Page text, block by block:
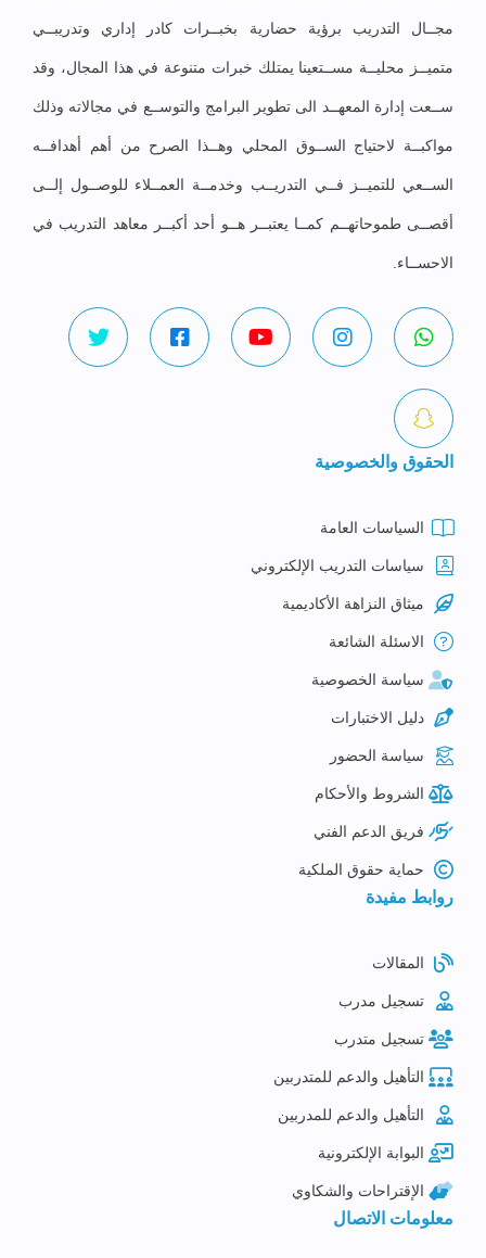
مجــال التدريب برؤية حضارية بخبــرات كادر إداري وتدريبــي
متميــز محليــة مســتعينا يمتلك خبرات متنوعة في هذا المجال، وقد
ســعت إدارة المعهــد الى تطوير البرامج والتوســع في مجالاته وذلك
مواكبــة لاحتياج الســوق المحلي وهــذا الصرح من أهم أهدافــه
الســعي للتميــز فــي التدريــب وخدمــة العمــلاء للوصــول إلــى
أقصــى طموحاتهــم كمــا يعتبــر هــو أحد أكبــر معاهد التدريب في
الاحســاء.
الحقوق والخصوصية
السياسات العامة
سياسات التدريب الإلكتروني
ميثاق النزاهة الأكاديمية
الاسئلة الشائعة
سياسة الخصوصية
دليل الاختبارات
سياسة الحضور
الشروط والأحكام
فريق الدعم الفني
حماية حقوق الملكية
روابط مفيدة
المقالات
تسجيل مدرب
تسجيل متدرب
التأهيل والدعم للمتدربين
التأهيل والدعم للمدربين
البوابة الإلكترونية
الإقتراحات والشكاوي
معلومات الاتصال